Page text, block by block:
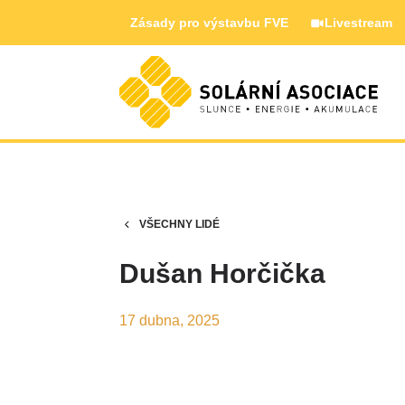
Zásady pro výstavbu FVE Livestream
VŠECHNY LIDÉ
Dušan Horčička
17 dubna, 2025